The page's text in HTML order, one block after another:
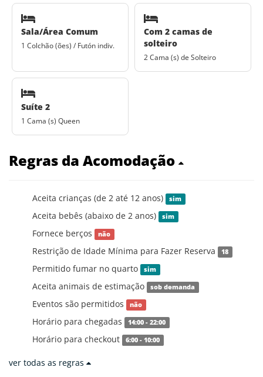
Sala/Área Comum
1 Colchão (ões) / Futón indiv.
Com 2 camas de
solteiro
2 Cama (s) de Solteiro
Suíte 2
1 Cama (s) Queen
Regras da Acomodação
Aceita crianças (de 2 até 12 anos) sim
Aceita bebês (abaixo de 2 anos) sim
Fornece berços não
Restrição de Idade Mínima para Fazer Reserva 18
Permitido fumar no quarto sim
Aceita animais de estimação sob demanda
Eventos são permitidos não
Horário para chegadas 14:00 - 22:00
Horário para checkout 6:00 - 10:00
ver todas as regras